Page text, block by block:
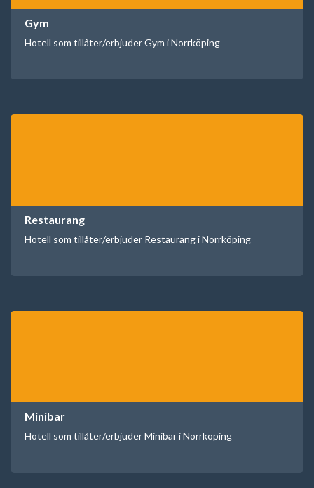
Gym
Hotell som tillåter/erbjuder Gym i Norrköping
Restaurang
Hotell som tillåter/erbjuder Restaurang i Norrköping
Minibar
Hotell som tillåter/erbjuder Minibar i Norrköping